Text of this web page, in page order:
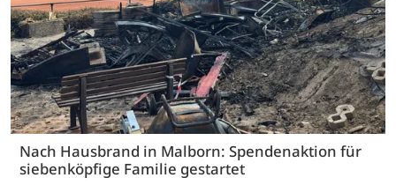
Nach Hausbrand in Malborn: Spendenaktion für
siebenköpfige Familie gestartet